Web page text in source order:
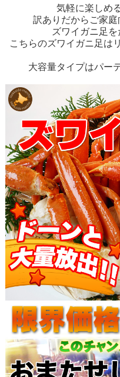
気軽に楽しめ
訳ありだからご家
ズワイガニ足
こちらのズワイガニ足は
大容量タイプはパー